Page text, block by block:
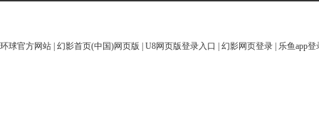
环球官方网站 幻影首页(中国)网页版 U8网页版登录入口 幻影网页登录 乐鱼app